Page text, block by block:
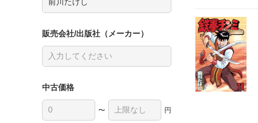
販売会社/出版社（メーカー）
中古価格
〜 円